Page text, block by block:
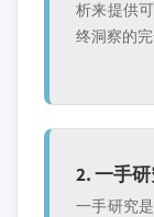
析来提供
终洞察的完
2. 一手
一手研究